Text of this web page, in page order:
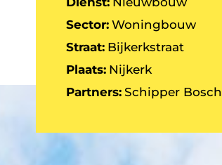
Sector: Woningbouw
Straat: Bijkerkstraat
Plaats: Nijkerk
Partners: Schipper Bosch